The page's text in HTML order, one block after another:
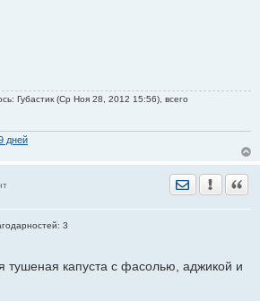
Губастик (Ср Ноя 28, 2012 15:56), всего
дней
Отправить
3
тушеная капуста с фасолью, аджикой и